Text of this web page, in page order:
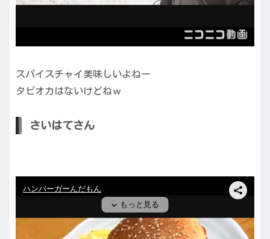
スパイスチャイ美味しいよねー
タピオカはないけどねｗ
さいはてさん